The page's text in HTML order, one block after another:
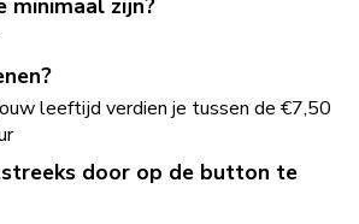
minimaal zijn?
leeftijd verdien je tussen de €7,50
door op de button te